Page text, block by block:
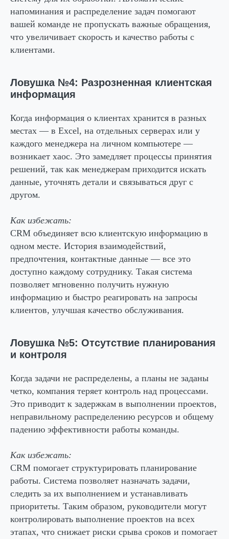
напоминания и распределение задач помогают
вашей команде не пропускать важные обращения,
что увеличивает скорость и качество работы с
клиентами.
Ловушка №4: Разрозненная клиентская
информация
Когда информация о клиентах хранится в разных
местах — в Excel, на отдельных серверах или у
каждого менеджера на личном компьютере —
возникает хаос. Это замедляет процессы принятия
решений, так как менеджерам приходится искать
данные, уточнять детали и связываться друг с
другом.
Как избежать:
CRM объединяет всю клиентскую информацию в
одном месте. История взаимодействий,
предпочтения, контактные данные — все это
доступно каждому сотруднику. Такая система
позволяет мгновенно получить нужную
информацию и быстро реагировать на запросы
клиентов, улучшая качество обслуживания.
Ловушка №5: Отсутствие планирования
и контроля
Когда задачи не распределены, а планы не заданы
четко, компания теряет контроль над процессами.
Это приводит к задержкам в выполнении проектов,
неправильному распределению ресурсов и общему
падению эффективности работы команды.
Как избежать:
CRM помогает структурировать планирование
работы. Система позволяет назначать задачи,
следить за их выполнением и устанавливать
приоритеты. Таким образом, руководители могут
контролировать выполнение проектов на всех
этапах, что снижает риски срыва сроков и помогает